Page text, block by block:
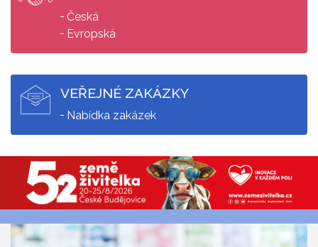
Česká
Evropská
VEŘEJNÉ ZAKÁZKY
Nabídka zakázek